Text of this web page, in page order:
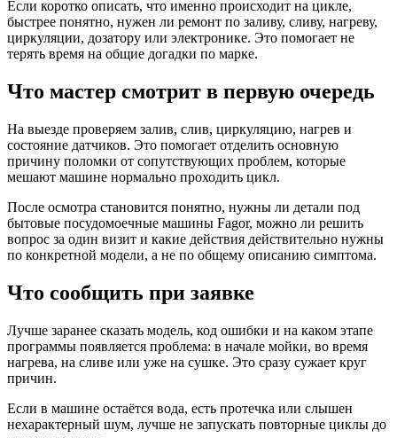
Если коротко описать, что именно происходит на цикле,
быстрее понятно, нужен ли ремонт по заливу, сливу, нагреву,
циркуляции, дозатору или электронике. Это помогает не
терять время на общие догадки по марке.
Что мастер смотрит в первую очередь
На выезде проверяем залив, слив, циркуляцию, нагрев и
состояние датчиков. Это помогает отделить основную
причину поломки от сопутствующих проблем, которые
мешают машине нормально проходить цикл.
После осмотра становится понятно, нужны ли детали под
бытовые посудомоечные машины Fagor, можно ли решить
вопрос за один визит и какие действия действительно нужны
по конкретной модели, а не по общему описанию симптома.
Что сообщить при заявке
Лучше заранее сказать модель, код ошибки и на каком этапе
программы появляется проблема: в начале мойки, во время
нагрева, на сливе или уже на сушке. Это сразу сужает круг
причин.
Если в машине остаётся вода, есть протечка или слышен
нехарактерный шум, лучше не запускать повторные циклы до